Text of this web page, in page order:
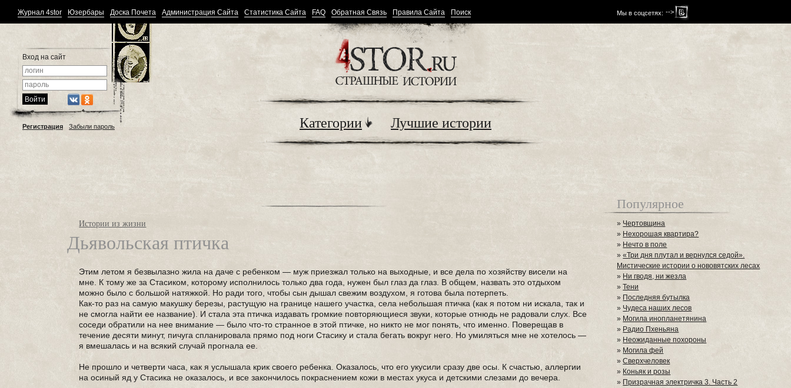
Мы в соцсетях: -->
Журнал 4stor Юзербары Доска Почета Администрация Сайта Статистика Сайта FAQ Обратная Связь Правила Сайта Поиск
Вход на сайт
Регистрация Забыли пароль Категории Лучшие истории
Истории из жизни
Дьявольская птичка
Этим летом я безвылазно жила на даче с ребенком — муж приезжал только на выходные, и все дела по хозяйству висели на
мне. К тому же за Стасиком, которому исполнилось только два года, нужен был глаз да глаз. В общем, назвать это отдыхом
можно было с большой натяжкой. Но ради того, чтобы сын дышал свежим воздухом, я готова была потерпеть.
Как-то раз на самую макушку березы, растущую на границе нашего участка, села небольшая птичка (как я потом ни искала, так и
не смогла найти ее название). И стала эта птичка издавать громкие повторяющиеся звуки, которые отнюдь не радовали слух. Все
соседи обратили на нее внимание — было что-то странное в этой птичке, но никто не мог понять, что именно. Поверещав в
течение десяти минут, пичуга спланировала прямо под ноги Стасику и стала бегать вокруг него. Но умиляться мне не хотелось —
я вмешалась и на всякий случай прогнала ее.
Не прошло и четверти часа, как я услышала крик своего ребенка. Оказалось, что его укусили сразу две осы. К счастью, аллергии
на осиный яд у Стасика не оказалось, и все закончилось покраснением кожи в местах укуса и детскими слезами до вечера.
Популярное
» Чертовщина
» Нехорошая квартира?
» Нечто в поле
»«Три дня плутал и вернулся седой».
Мистические истории о нововятских лесах
» Ни гводя, ни жезла
»Тени
» Последняя бутылка
» Чудеса наших лесов
» Могила инопланетянина
» Радио Пхеньяна
» Неожиданные похороны
» Могила фей
»Сверхчеловек
» Коньяк и розы
» Призрачная электричка 3. Часть 2